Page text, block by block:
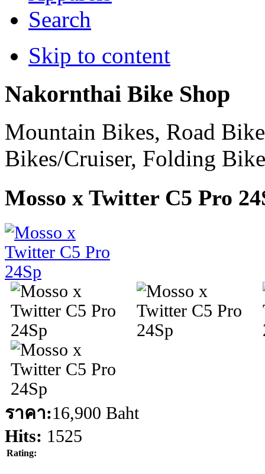
Search
Skip to content
Nakornthai Bike Shop
Mountain Bikes, Road
Bikes/Cruiser, Folding
Mosso x Twitter C5 Pro
ราคา:16,900 Baht
Hits: 1525
Rating: